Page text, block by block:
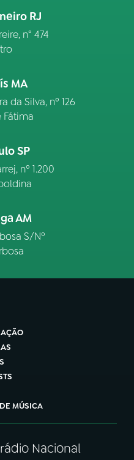
RJ
n° 474
MA
da Silva, nº 126
Fátima
SP
nº 1.200
AM
S/Nº
MÚSICA
Nacional